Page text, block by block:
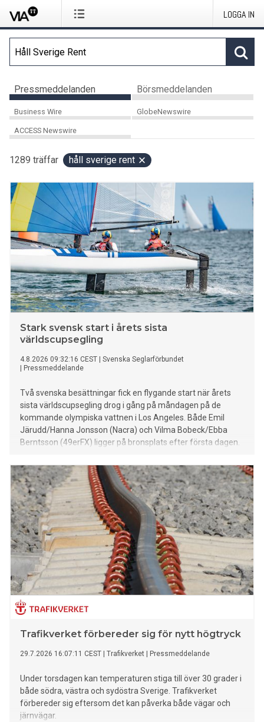
LOGGA IN
Pressmeddelanden Börsmeddelanden
Business Wire GlobeNewswire
ACCESS Newswire
1289 träffar håll sverige rent
Stark svensk start i årets sista
världscupsegling
4.8.2026 09:32:16 CEST
Svenska Seglarförbundet
Pressmeddelande
Två svenska besättningar fick en flygande start när årets
sista världscupsegling drog i gång på måndagen på de
kommande olympiska vattnen i Los Angeles. Både Emil
Järudd/Hanna Jonsson (Nacra) och Vilma Bobeck/Ebba
Berntsson (49erFX) ligger på bronsplats efter första dagen.
Trafikverket förbereder sig för nytt högtryck
29.7.2026 16:07:11 CEST Trafikverket Pressmeddelande
Under torsdagen kan temperaturen stiga till över 30 grader i
både södra, västra och sydöstra Sverige. Trafikverket
förbereder sig eftersom det kan påverka både vägar och
järnvägar.